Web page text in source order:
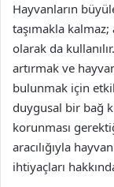
Hayvanların
taşımakla
olarak da
artırmak ve
bulunmak için
duygusal bir bağ
korunması
aracılığıyla
ihtiyaçları